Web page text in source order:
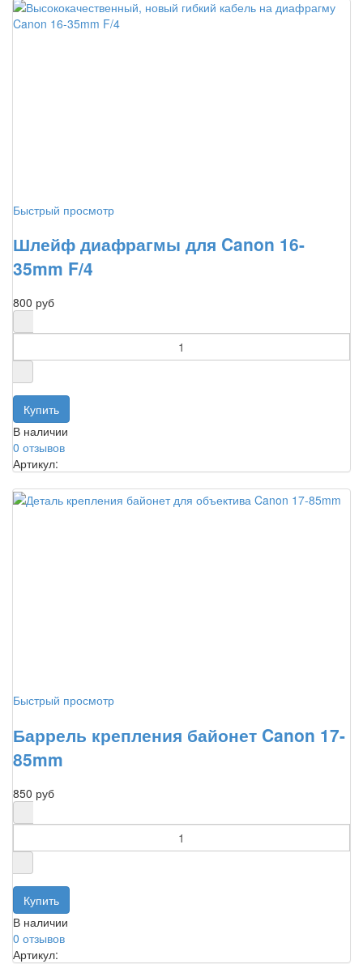
Быстрый просмотр
Шлейф диафрагмы для Canon 16-
35mm F/4
800 руб
В наличии
0 отзывов
Артикул:
Быстрый просмотр
Баррель крепления байонет Canon 17-
85mm
850 руб
В наличии
0 отзывов
Артикул: